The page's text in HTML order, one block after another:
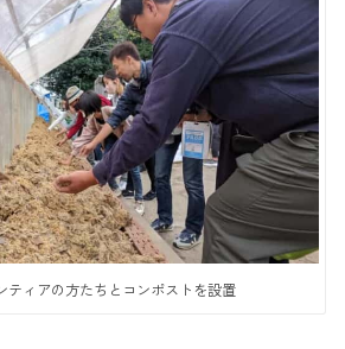
ティアの方たちとコンポストを設置